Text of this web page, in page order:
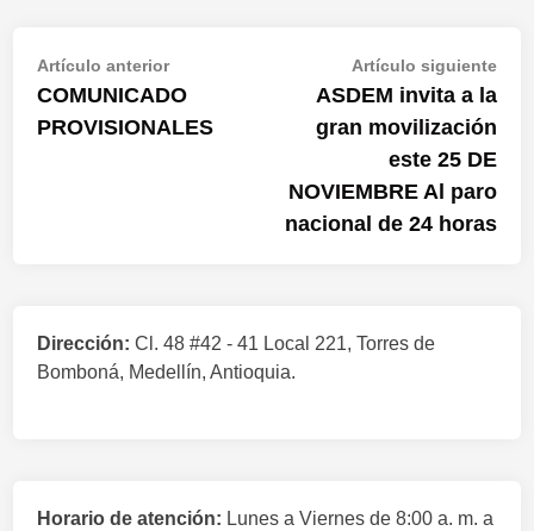
Artículo anterior
COMUNICADO
PROVISIONALES
Artículo siguiente
ASDEM invita a la
gran movilización
este 25 DE
NOVIEMBRE Al paro
nacional de 24 horas
Dirección:Cl. 48 #42 - 41 Local 221, Torres de
Bomboná, Medellín, Antioquia.
Horario de atención: Lunes a Viernes de 8:00 a. m. a